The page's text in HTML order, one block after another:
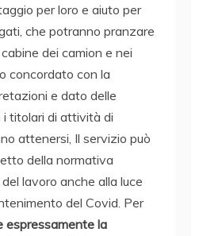
per loro e aiuto per
che potranno pranzare
dei camion e nei
concordato con la
e dato delle
i titolari di attività di
attenersi, Il servizio può
della normativa
lavoro anche alla luce
del Covid. Per
espressamente la